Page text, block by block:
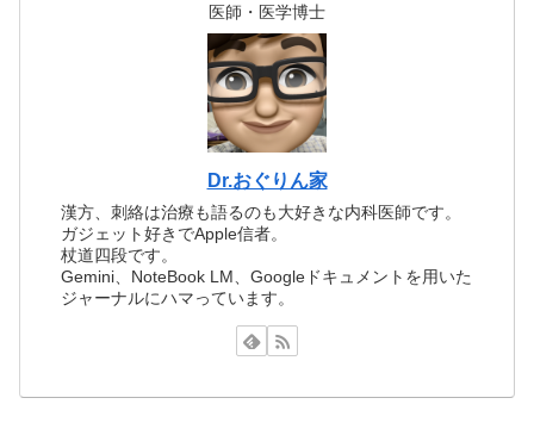
医師・医学博士
Dr.おぐりん家
漢方、刺絡は治療も語るのも大好きな内科医師です。
ガジェット好きでApple信者。
杖道四段です。
Gemini、NoteBook LM、Googleドキュメントを用いた
ジャーナルにハマっています。